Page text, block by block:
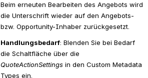
Beim erneuten Bearbeiten des Angebots wird
die Unterschrift wieder auf den Angebots-
bzw. Opportunity-Inhaber zurückgesetzt.
Handlungsbedarf: Blenden Sie bei Bedarf
QuoteActionSettings in den Custom Metadata
Types ein.